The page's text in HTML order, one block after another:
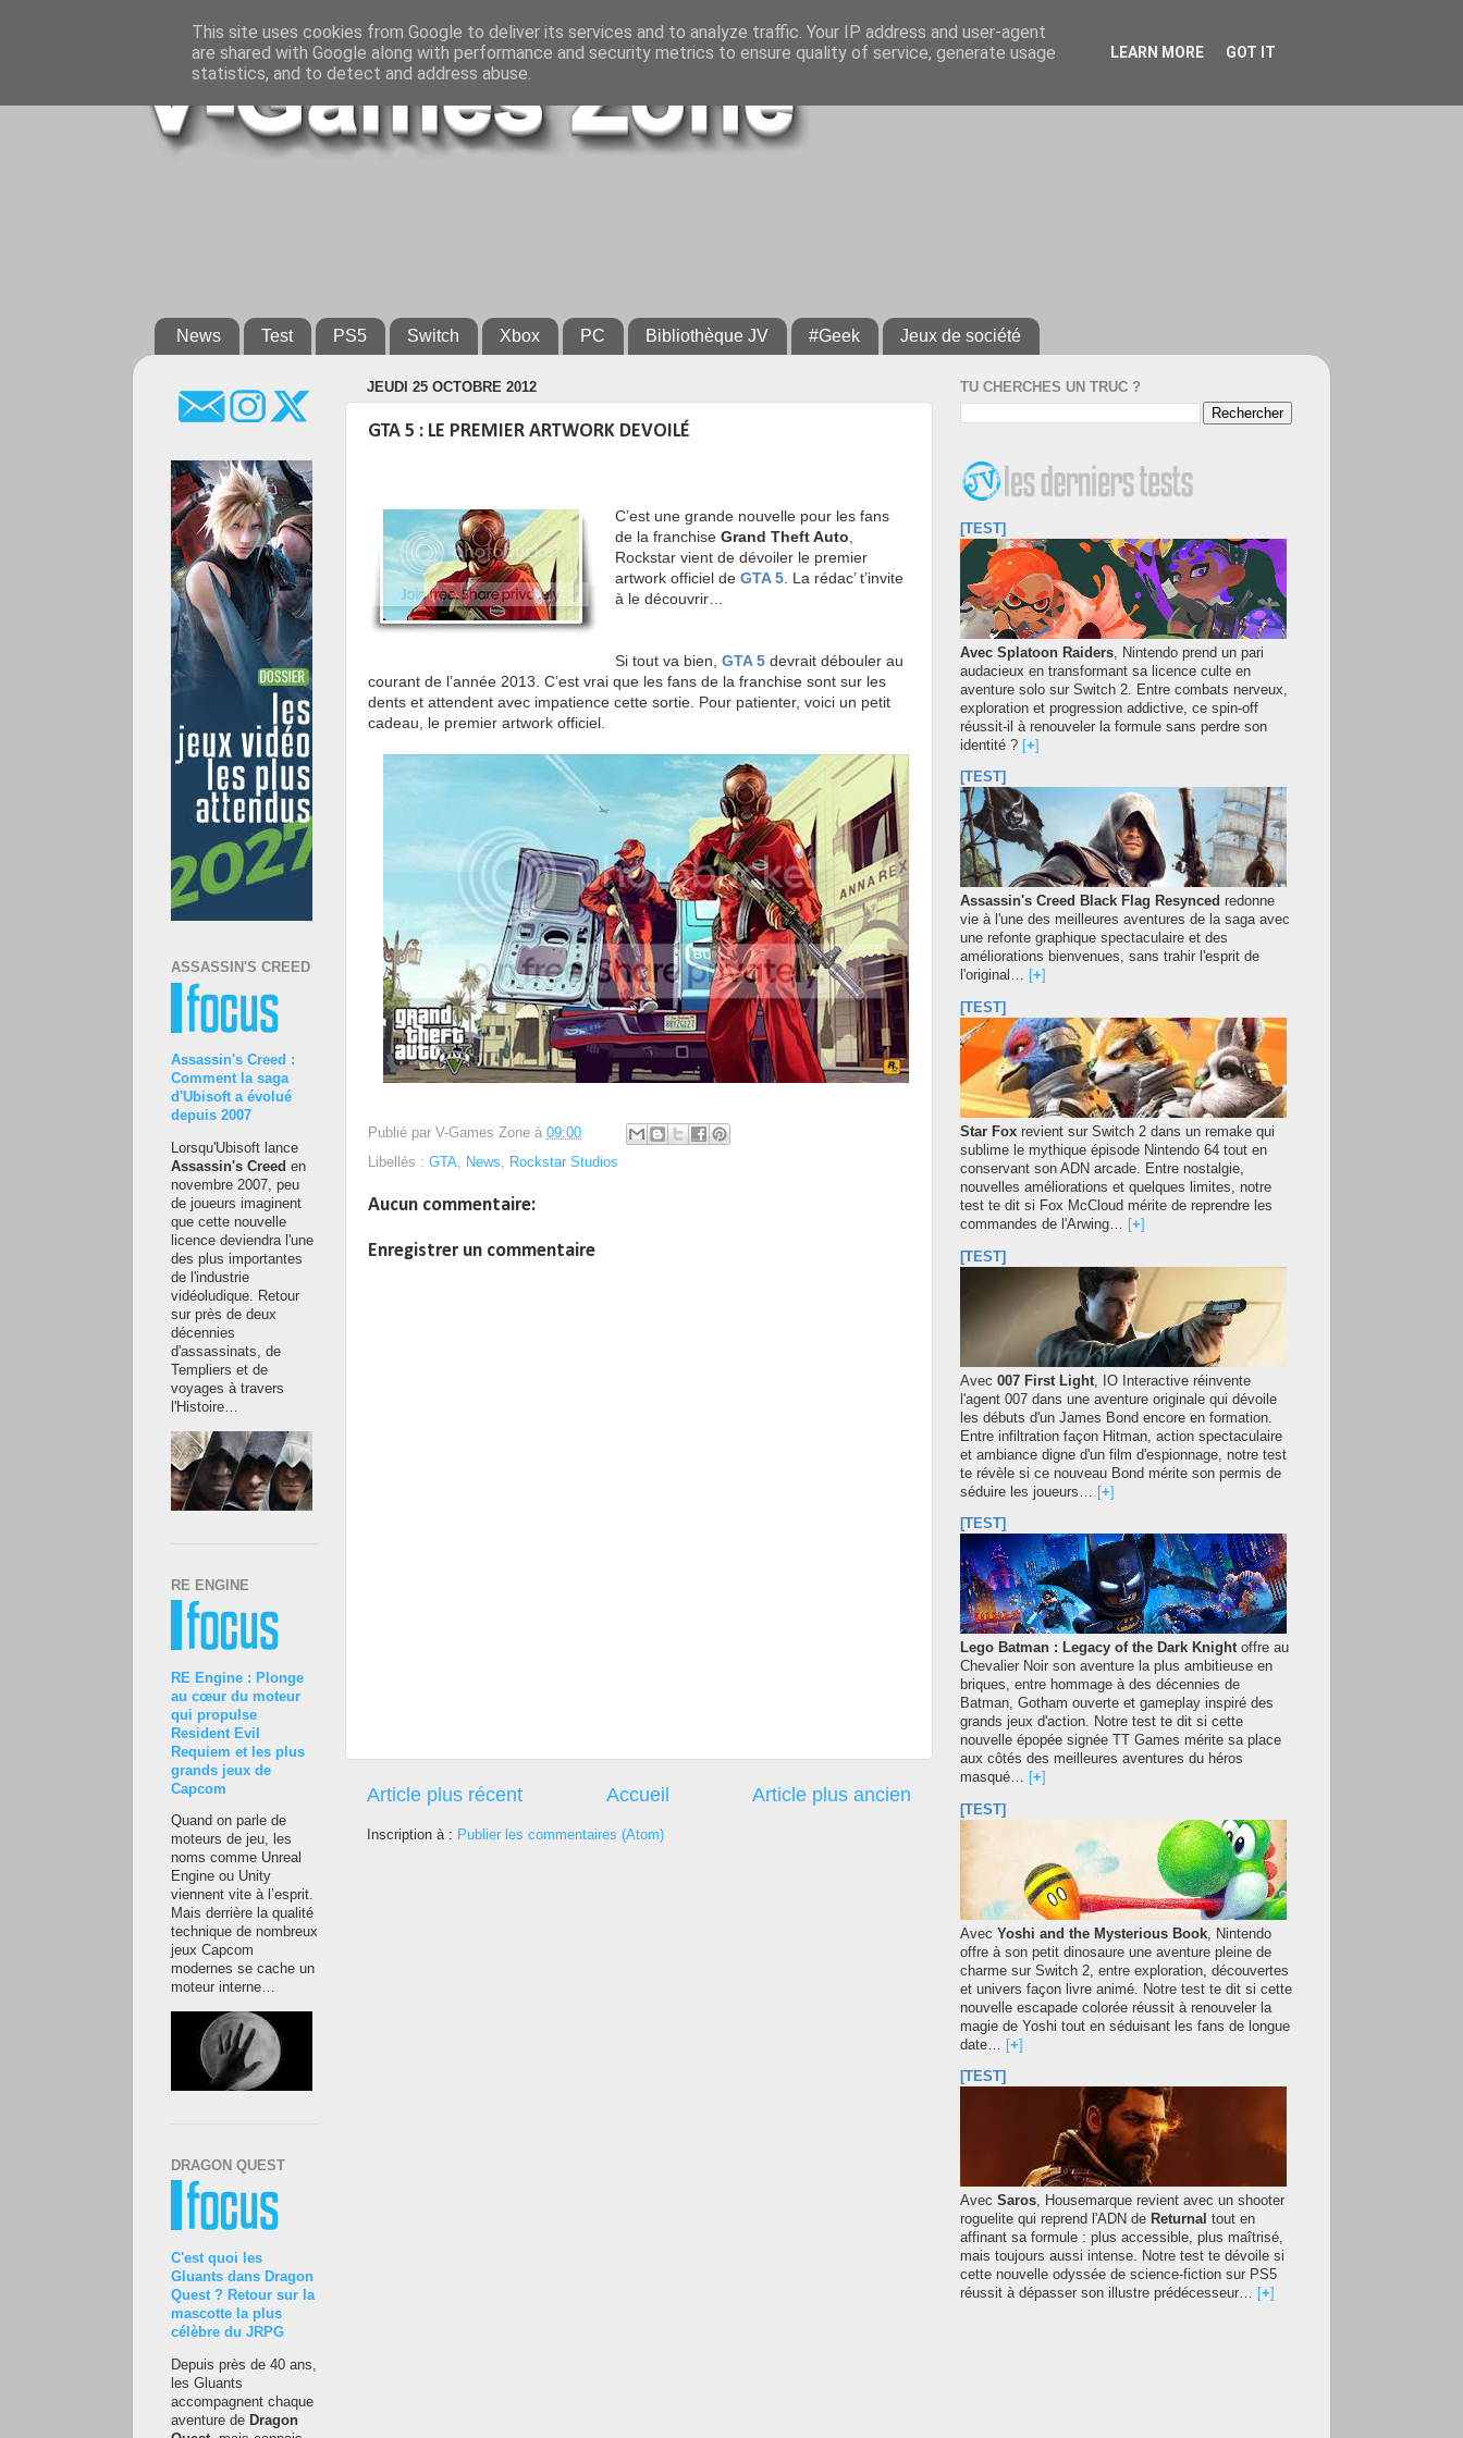
News Test PS5 Switch Xbox PC Bibliothèque JV #Geek Jeux de société
JEUDI 25 OCTOBRE 2012
C’est une grande nouvelle pour les fans
de la franchise Grand Theft Auto
Rockstar vient de dévoiler le premier
artwork officiel de GTA 5. La rédac’ t’invite
à le découvrir…
Si tout va bien, GTA 5devrait débouler au
courant de l’année 2013. C’est vrai que les fans de la franchise sont sur les
dents et attendent avec impatience cette sortie. Pour patienter, voici un petit
cadeau, le premier artwork officiel.
Publié par V-Games Zone à 09:00
Libellés : GTA News Rockstar Studios
Aucun commentaire:
Enregistrer un commentaire
Article plus récent Article plus ancien
Accueil
Inscription à : Publier les commentaires (Atom)
ASSASSIN'S CREED
Assassin's Creed :
Comment la saga
d'Ubisoft a évolué
depuis 2007
Lorsqu'Ubisoft lance
Assassin's Creed en
novembre 2007, peu
de joueurs imaginent
que cette nouvelle
licence deviendra l'une
des plus importantes
de l'industrie
vidéoludique. Retour
sur près de deux
décennies
d'assassinats, de
Templiers et de
voyages à travers
l'Histoire…
RE ENGINE
RE Engine : Plonge
au cœur du moteur
qui propulse
Resident Evil
Requiem et les plus
grands jeux de
Capcom
Quand on parle de
moteurs de jeu, les
noms comme Unreal
Engine ou Unity
viennent vite à l’esprit.
Mais derrière la qualité
technique de nombreux
jeux Capcom
modernes se cache un
moteur interne…
DRAGON QUEST
C'est quoi les
Gluants dans Dragon
Quest ? Retour sur la
mascotte la plus
célèbre du JRPG
Depuis près de 40 ans,
les Gluants
accompagnent chaque
aventure de Dragon
TU CHERCHES UN TRUC ?
[TEST]
Avec Splatoon Raiders, Nintendo prend un pari
audacieux en transformant sa licence culte en
aventure solo sur Switch 2. Entre combats nerveux,
exploration et progression addictive, ce spin-off
réussit-il à renouveler la formule sans perdre son
identité ? [+]
[TEST]
Assassin's Creed Black Flag Resynced redonne
vie à l'une des meilleures aventures de la saga avec
une refonte graphique spectaculaire et des
améliorations bienvenues, sans trahir l'esprit de
l'original…
+
[TEST]
Star Fox revient sur Switch 2 dans un remake qui
sublime le mythique épisode Nintendo 64 tout en
conservant son ADN arcade. Entre nostalgie,
nouvelles améliorations et quelques limites, notre
test te dit si Fox McCloud mérite de reprendre les
commandes de l'Arwing…
+
[TEST]
Avec 007 First Light , IO Interactive réinvente
l'agent 007 dans une aventure originale qui dévoile
les débuts d'un James Bond encore en formation.
Entre infiltration façon Hitman, action spectaculaire
et ambiance digne d'un film d'espionnage, notre test
te révèle si ce nouveau Bond mérite son permis de
séduire les joueurs…
[+]
[TEST]
Lego Batman : Legacy of the Dark Knightoffre au
Chevalier Noir son aventure la plus ambitieuse en
briques, entre hommage à des décennies de
Batman, Gotham ouverte et gameplay inspiré des
grands jeux d'action. Notre test te dit si cette
nouvelle épopée signée TT Games mérite sa place
aux côtés des meilleures aventures du héros
masqué…
+
[TEST]
Avec Yoshi and the Mysterious Book, Nintendo
offre à son petit dinosaure une aventure pleine de
charme sur Switch 2, entre exploration, découvertes
et univers façon livre animé. Notre test te dit si cette
nouvelle escapade colorée réussit à renouveler la
magie de Yoshi tout en séduisant les fans de longue
date… [+]
[TEST]
Avec Saros, Housemarque revient avec un shooter
roguelite qui reprend l'ADN de Returnal tout en
affinant sa formule : plus accessible, plus maîtrisé,
mais toujours aussi intense. Notre test te dévoile si
cette nouvelle odyssée de science-fiction sur PS5
réussit à dépasser son illustre prédécesseur…
+
This site uses cookies from Google to deliver its services and to analyze traffic. Your IP address and user-agent
are shared with Google along with performance and security metrics to ensure quality of service, generate usage
statistics, and to detect and address abuse.
LEARN MORE GOT IT